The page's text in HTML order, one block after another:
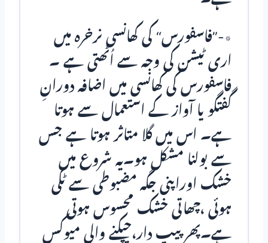
٭-”فاسفورس“ کی کھانسی نرخرہ میں
اری ٹیشن کی وجہ سے اُٹھتی ہے ۔
فاسفورس کی کھانسی میں اضافہ دورانِ
گفتگو یا آواز کے استعمال سے ہوتا
ہے۔ اس میں گلا متاثر ہوتا ہے جس
سے بولنا مشکل ہو۔یہ شروع میں
خشک اوراپنی جگہ مضبوطی سے ٹکی
ہوئی ،چھاتی خشک محسوس ہوتی
ہے۔پھر پیپ دار،چپکنے والی میوکس